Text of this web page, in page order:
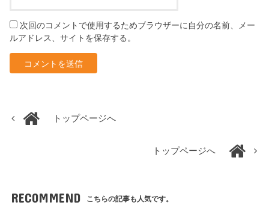
次回のコメントで使用するためブラウザーに自分の名前、メー
ルアドレス、サイトを保存する。
トップページへ
トップページへ
RECOMMEND こちらの記事も人気です。